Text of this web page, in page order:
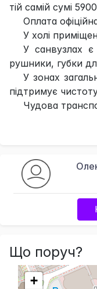
тій самій сумі
Оплата
У холі
У санвузлах є
рушники, губки
У зонах
підтримує
Чудова
Що поруч?
+